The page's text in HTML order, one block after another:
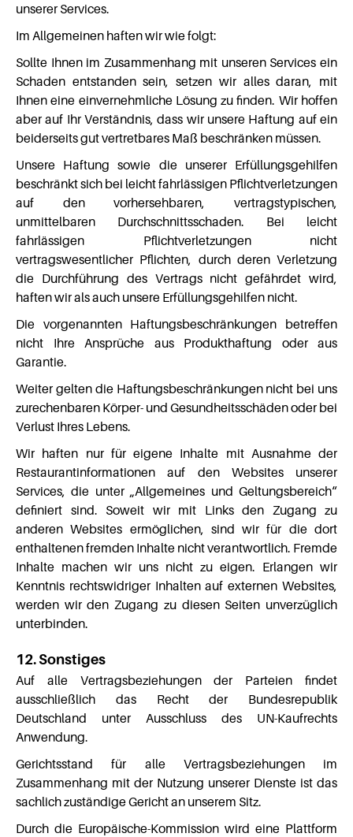
unserer Services.
Im Allgemeinen haften wir wie folgt:
Sollte Ihnen im Zusammenhang mit unseren Services ein
Schaden entstanden sein, setzen wir alles daran, mit
Ihnen eine einvernehmliche Lösung zu finden. Wir hoffen
aber auf Ihr Verständnis, dass wir unsere Haftung auf ein
beiderseits gut vertretbares Maß beschränken müssen.
Unsere Haftung sowie die unserer Erfüllungsgehilfen
beschränkt sich bei leicht fahrlässigen Pflichtverletzungen
auf den vorhersehbaren, vertragstypischen,
unmittelbaren Durchschnittsschaden. Bei leicht
fahrlässigen Pflichtverletzungen nicht
vertragswesentlicher Pflichten, durch deren Verletzung
die Durchführung des Vertrags nicht gefährdet wird,
haften wir als auch unsere Erfüllungsgehilfen nicht.
Die vorgenannten Haftungsbeschränkungen betreffen
nicht Ihre Ansprüche aus Produkthaftung oder aus
Garantie.
Weiter gelten die Haftungsbeschränkungen nicht bei uns
zurechenbaren Körper- und Gesundheitsschäden oder bei
Verlust Ihres Lebens.
Wir haften nur für eigene Inhalte mit Ausnahme der
Restaurantinformationen auf den Websites unserer
Services, die unter „Allgemeines und Geltungsbereich“
definiert sind. Soweit wir mit Links den Zugang zu
anderen Websites ermöglichen, sind wir für die dort
enthaltenen fremden Inhalte nicht verantwortlich. Fremde
Inhalte machen wir uns nicht zu eigen. Erlangen wir
Kenntnis rechtswidriger Inhalten auf externen Websites,
werden wir den Zugang zu diesen Seiten unverzüglich
unterbinden.
12. Sonstiges
Auf alle Vertragsbeziehungen der Parteien findet
ausschließlich das Recht der Bundesrepublik
Deutschland unter Ausschluss des UN-Kaufrechts
Anwendung.
Gerichtsstand für alle Vertragsbeziehungen im
Zusammenhang mit der Nutzung unserer Dienste ist das
sachlich zuständige Gericht an unserem Sitz.
Durch die Europäische-Kommission wird eine Plattform